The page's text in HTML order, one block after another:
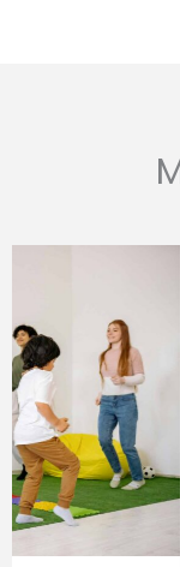
En la niñez,